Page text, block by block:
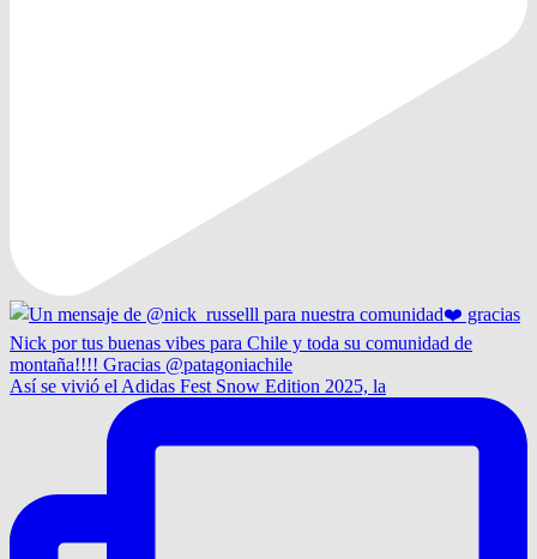
Así se vivió el Adidas Fest Snow Edition 2025, la